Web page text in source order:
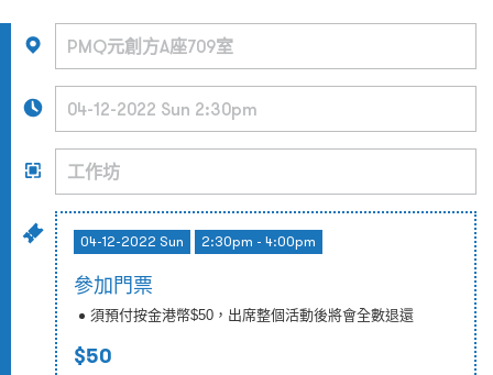
04-12-2022 Sun 2:30pm - 4:00pm
參加門票
須預付按金港幣$50，出席整個活動後將會全數退還
$50